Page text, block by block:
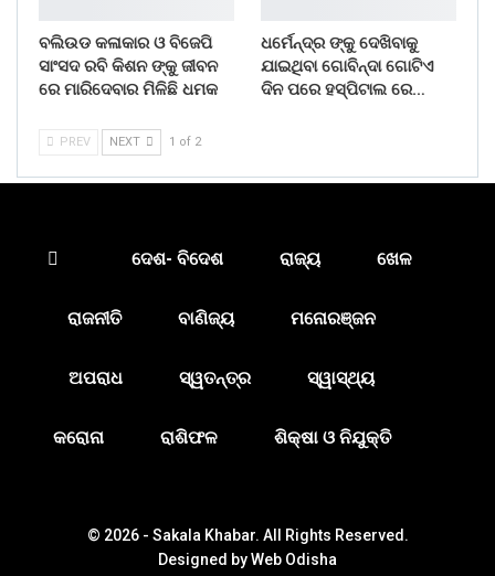
ବଲିଉଡ କଳାକାର ଓ ବିଜେପି
ସାଂସଦ ରବି କିଶନ ଙ୍କୁ ଜୀବନ
ରେ ମାରିଦେବାର ମିଳିଛି ଧମକ
ଧର୍ମେନ୍ଦ୍ର ଙ୍କୁ ଦେଖିବାକୁ
ଯାଇଥିବା ଗୋବିନ୍ଦା ଗୋଟିଏ
ଦିନ ପରେ ହସ୍ପିଟାଲ ରେ…
PREV NEXT 1 of 2
ଦେଶ- ବିଦେଶ ରାଜ୍ୟ ଖେଳ
ରାଜନୀତି ବାଣିଜ୍ୟ ମନୋରଞ୍ଜନ
ଅପରାଧ ସ୍ୱତନ୍ତ୍ର ସ୍ୱାସ୍ଥ୍ୟ
କରୋନା ରାଶିଫଳ ଶିକ୍ଷା ଓ ନିଯୁକ୍ତି
© 2026 - Sakala Khabar. All Rights Reserved.
Designed byWeb Odisha